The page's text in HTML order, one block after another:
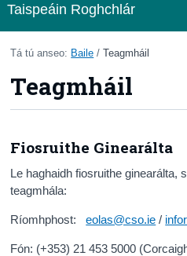
Taispeáin Roghchlár
Baile
Staitisticí
Stórtha Sonraí
Modhanna
Suirbhéanna
Eolas Fúinn
Daonáireamh
Tá tú anseo: Baile /Teagmháil
Teagmháil
Fiosruithe Ginearálta
Le haghaidh fiosruithe ginearálta,
teagmhála:
Ríomhphost:eolas@cso.ie /
Fón: (+353) 21 453 5000